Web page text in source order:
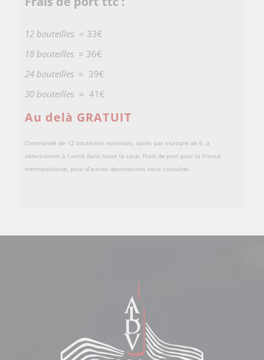
12 bouteilles = 33€
18 bouteilles= 36€
24 bouteilles= 39€
30 bouteilles = 41€
Au delà GRATUIT
Commande de 12 bouteilles minimum, après par multiple de 6, à
sélectionner à l’unité dans toute la cave. Frais de port pour la France
métropolitaine, pour d’autres destinations nous consulter.